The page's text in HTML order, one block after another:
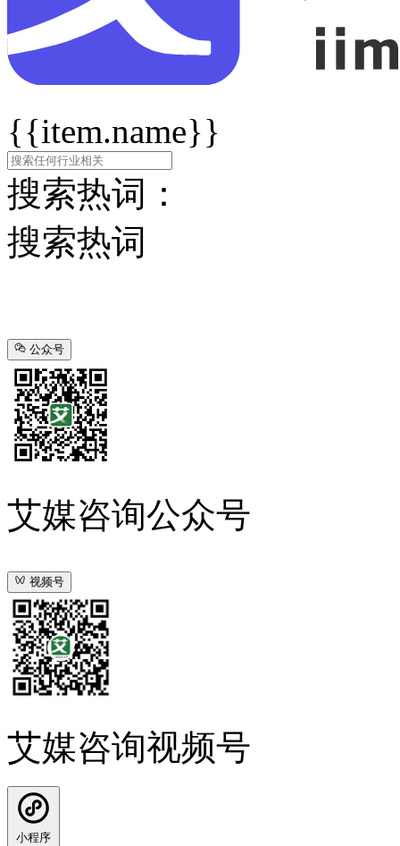
{{item.name}}
搜索热词：
搜索热词
公众号
艾媒咨询公众号
视频号
艾媒咨询视频号
小程序